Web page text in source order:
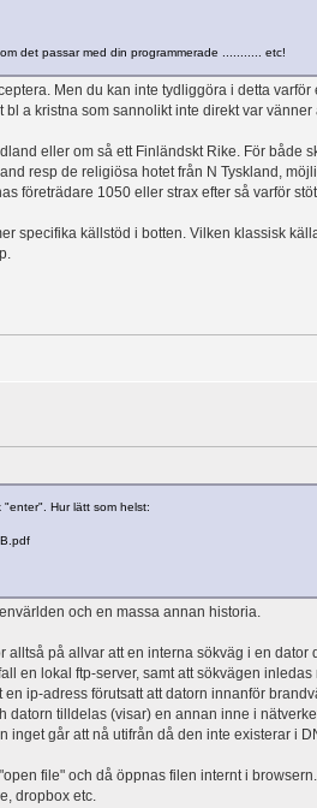
det passar med din programmerade ........... etc!
Men du kan inte tydliggöra i detta
a kristna som sannolikt inte direkt var
eller om så ett Finländskt Rike. För både
resp de religiösa hotet från N Tyskland,
företrädare 1050 eller strax efter så varför
specifika källstöd i botten. Vilken klassisk
Hur lätt som helst:
och en massa annan historia.
alltså på allvar att en interna sökväg i en
en lokal ftp-server, samt att sökvägen
ip-adress förutsatt att datorn innanför
datorn tilldelas (visar) en annan inne i
inget går att nå utifrån då den inte existerar i
file" och då öppnas filen internt i
dropbox etc.